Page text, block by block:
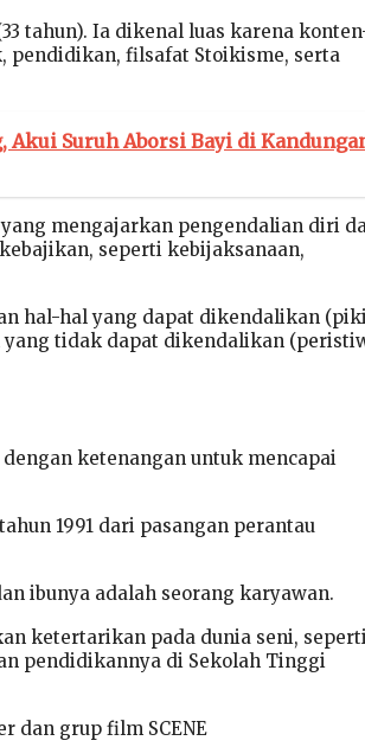
tahun). Ia dikenal luas karena
pendidikan, filsafat Stoikisme, serta
Akui Suruh Aborsi Bayi di
mengajarkan pengendalian diri
seperti kebijaksanaan,
hal-hal yang dapat dikendalikan
tidak dapat dikendalikan
ketenangan untuk mencapai
1991 dari pasangan perantau
ibunya adalah seorang karyawan.
ketertarikan pada dunia seni, seperti
pendidikannya di Sekolah Tinggi
dan grup film SCENE